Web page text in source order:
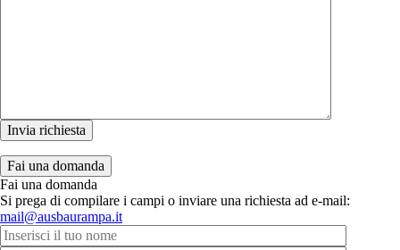
Fai una domanda
Fai una domanda
Si prega di compilare i campi o inviare una richiesta ad e-mail:
mail@ausbaurampa.it